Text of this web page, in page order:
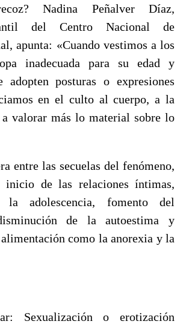
Nadina Peñalver Díaz,
del Centro Nacional de
apunta: «Cuando vestimos a los
inadecuada para su edad y
adopten posturas o expresiones
en el culto al cuerpo, a la
valorar más lo material sobre lo
entre las secuelas del fenómeno,
inicio de las relaciones íntimas,
la adolescencia, fomento del
de la autoestima y
como la anorexia y la
Sexualización o erotización